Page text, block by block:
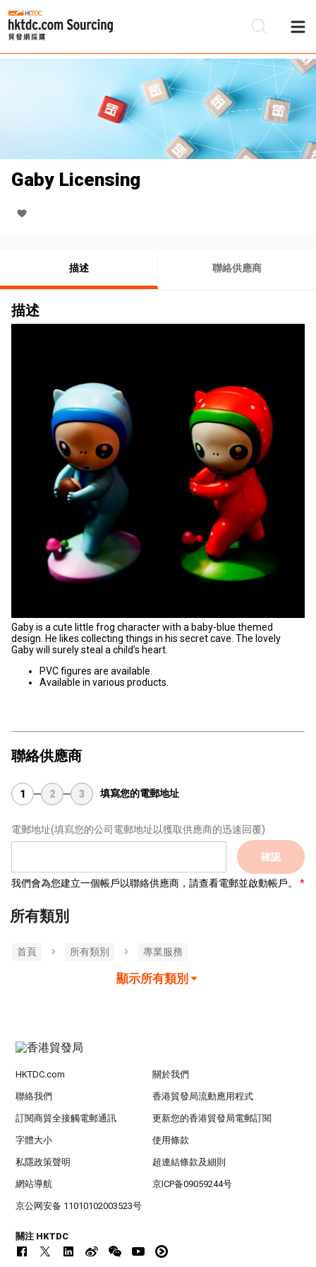
Gaby Licensing
描述 聯絡供應商
描述
Gaby is a cute little frog character with a baby-blue themed
design. He likes collecting things in his secret cave. The lovely
Gaby will surely steal a child’s heart.
PVC figures are available.
Available in various products.
聯絡供應商
1 2 3 填寫您的電郵地址
電郵地址(填寫您的公司電郵地址以獲取供應商的迅速回覆)
確認
我們會為您建立一個帳戶以聯絡供應商，請查看電郵並啟動帳戶。
所有類別
首頁 所有類別 專業服務
顯示所有類別
HKTDC.com 關於我們
聯絡我們 香港貿發局流動應用程式
訂閱商貿全接觸電郵通訊 更新您的香港貿發局電郵訂閱
字體大小 使用條款
私隱政策聲明 超連結條款及細則
網站導航 京ICP备09059244号
京公网安备 11010102003523号
關注 HKTDC